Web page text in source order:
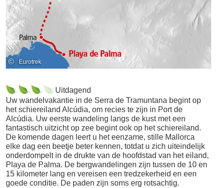
Uitdagend
Uw wandelvakantie in de Serra de Tramuntana begint op
het schiereiland Alcúdia, om recies te zijn in Port de
Alcúdia. Uw eerste wandeling langs de kust met een
fantastisch uitzicht op zee begint ook op het schiereiland.
De komende dagen leert u het eenzame, stille Mallorca
elke dag een beetje beter kennen, totdat u zich uiteindelijk
onderdompelt in de drukte van de hoofdstad van het eiland,
Playa de Palma. De bergwandelingen zijn tussen de 10 en
15 kilometer lang en vereisen een tredzekerheid en een
goede conditie. De paden zijn soms erg rotsachtig.
© Eurotrek